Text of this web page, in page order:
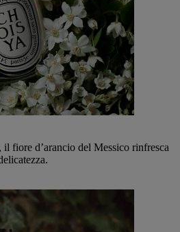
fiore d’arancio del Messico rinfresca